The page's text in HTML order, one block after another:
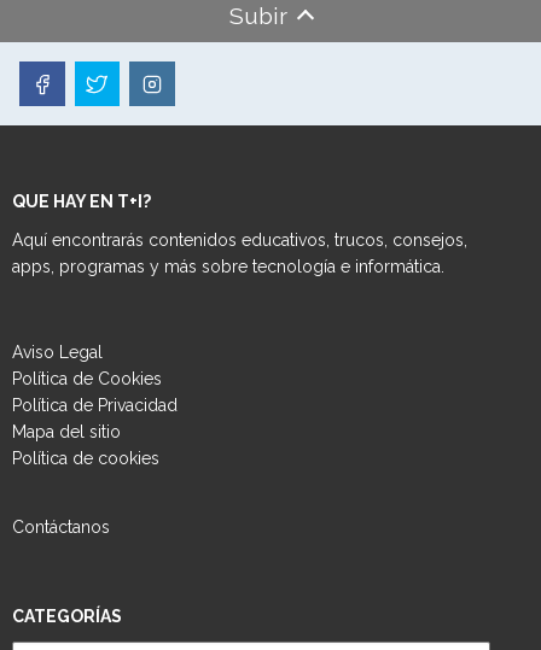
Subir
QUE HAY EN T+I?
Aquí encontrarás contenidos educativos, trucos, consejos,
apps, programas y más sobre tecnología e informática.
Aviso Legal
Política de Cookies
Política de Privacidad
Mapa del sitio
Política de cookies
Contáctanos
CATEGORÍAS